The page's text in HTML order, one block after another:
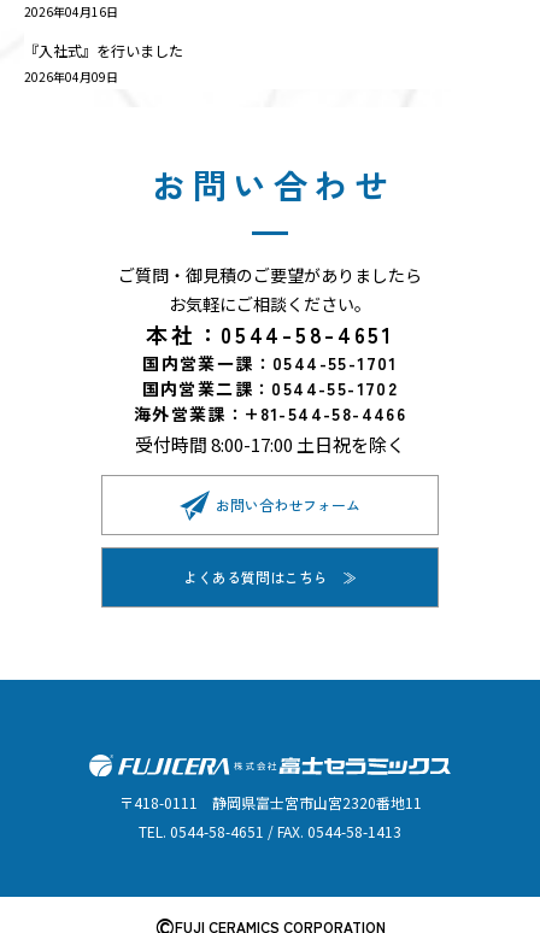
2026年04月16日
『入社式』を行いました
2026年04月09日
お問い合わせ
ご質問・御見積のご要望がありましたら
お気軽にご相談ください。
本社：0544-58-4651
国内営業一課：0544-55-1701
国内営業二課：0544-55-1702
海外営業課：+81-544-58-4466
受付時間 8:00-17:00 土日祝を除く
お問い合わせフォーム
よくある質問はこちら
〒418-0111 静岡県富士宮市山宮2320番地11
TEL. 0544-58-4651 / FAX. 0544-58-1413
FUJI CERAMICS CORPORATION